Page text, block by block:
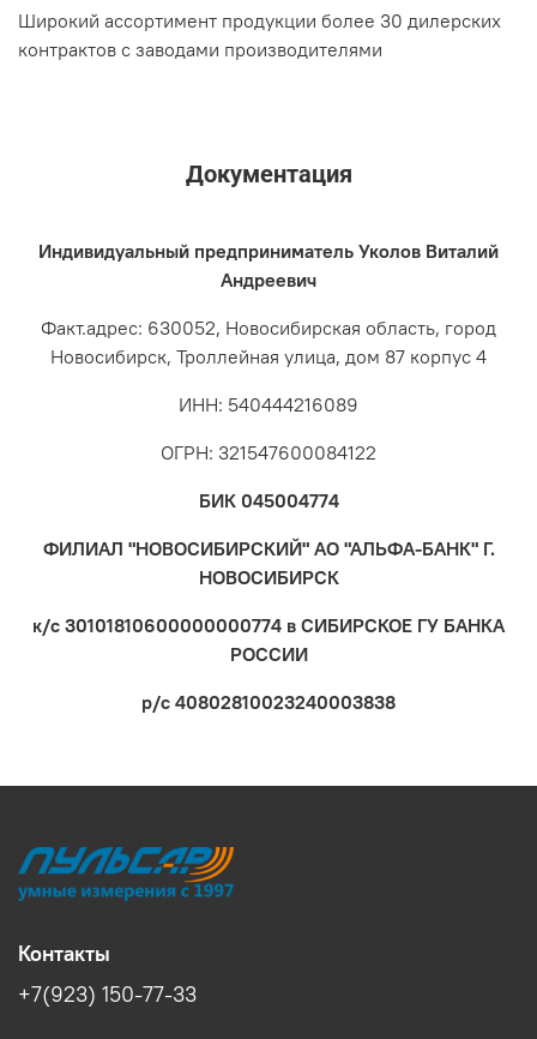
Широкий ассортимент продукции более 30 дилерских
контрактов с заводами производителями
Документация
Индивидуальный предприниматель Уколов Виталий
Андреевич
Факт.адрес: 630052, Новосибирская область, город
Новосибирск, Троллейная улица, дом 87 корпус 4
ИНН: 540444216089
ОГРН: 321547600084122
БИК 045004774
ФИЛИАЛ "НОВОСИБИРСКИЙ" АО "АЛЬФА-БАНК" Г.
НОВОСИБИРСК
к/с 30101810600000000774 в СИБИРСКОЕ ГУ БАНКА
РОССИИ
р/с 40802810023240003838
Контакты
+7(923) 150-77-33